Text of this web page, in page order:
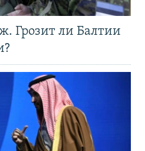
Грозит ли Балтии